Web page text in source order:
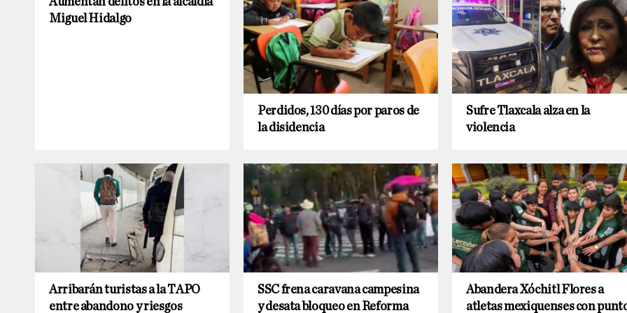
Miguel Hidalgo
Perdidos, 130 días por paros de
la disidencia
Sufre Tlaxcala alza en la
violencia
Arribarán turistas a la TAPO
entre abandono y riesgos
SSC frena caravana campesina
y desata bloqueo en Reforma
Abandera Xóchitl Flores a
atletas mexiquenses con